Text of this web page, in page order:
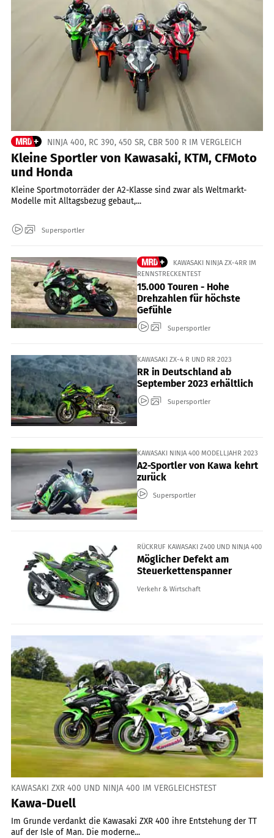
NINJA 400, RC 390, 450 SR, CBR 500 R IM VERGLEICH
Kleine Sportler von Kawasaki, KTM, CFMoto
und Honda
Kleine Sportmotorräder der A2-Klasse sind zwar als Weltmarkt-
Modelle mit Alltagsbezug gebaut,...
Supersportler
KAWASAKI NINJA ZX-4RR IM
RENNSTRECKENTEST
15.000 Touren - Hohe
Drehzahlen für höchste
Gefühle
Supersportler
KAWASAKI ZX-4 R UND RR 2023
RR in Deutschland ab
September 2023 erhältlich
Supersportler
KAWASAKI NINJA 400 MODELLJAHR 2023
A2-Sportler von Kawa kehrt
zurück
Supersportler
RÜCKRUF KAWASAKI Z400 UND NINJA 400
Möglicher Defekt am
Steuerkettenspanner
Verkehr & Wirtschaft
KAWASAKI ZXR 400 UND NINJA 400 IM VERGLEICHSTEST
Kawa-Duell
Im Grunde verdankt die Kawasaki ZXR 400 ihre Entstehung der TT
auf der Isle of Man. Die moderne...